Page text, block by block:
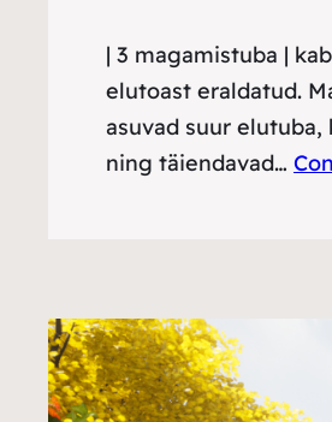
| 3 magamistuba |
elutoast eraldatud.
asuvad suur
ning täiendavad…